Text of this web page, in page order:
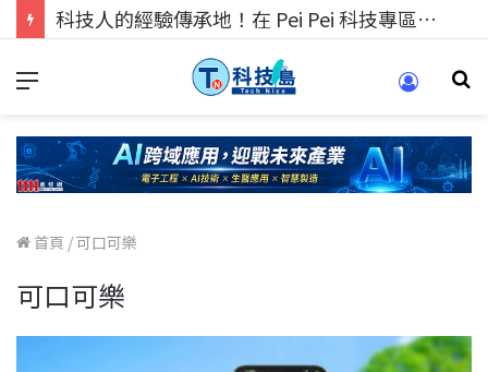
科技人的經驗傳承地！在 Pei Pei 科技專區，與學弟妹交流最硬核的技術
首頁 /可口可樂
可口可樂